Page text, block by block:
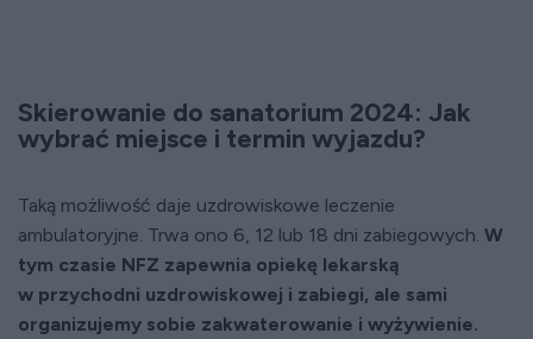
Skierowanie do sanatorium 2024: Jak
wybrać miejsce i termin wyjazdu?
Taką możliwość daje uzdrowiskowe leczenie
ambulatoryjne. Trwa ono 6, 12 lub 18 dni zabiegowych. W
tym czasie NFZ zapewnia opiekę lekarską
w przychodni uzdrowiskowej i zabiegi, ale sami
organizujemy sobie zakwaterowanie i wyżywienie.